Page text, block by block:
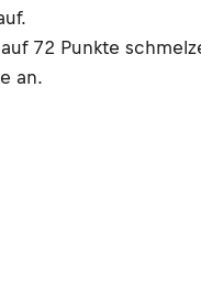
72 Punkte
an.